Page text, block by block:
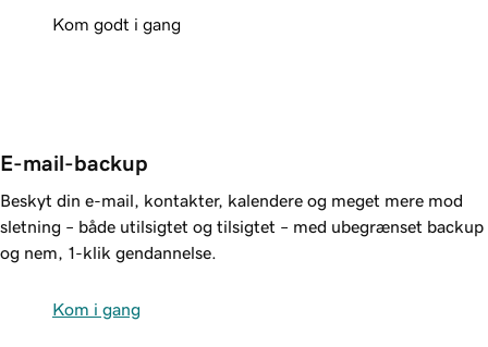
Kom godt i gang
E-mail-backup
Beskyt din e-mail, kontakter, kalendere og meget mere mod
sletning – både utilsigtet og tilsigtet – med ubegrænset backup
og nem, 1-klik gendannelse.
Kom i gang